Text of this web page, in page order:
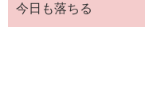
今日も落ちる